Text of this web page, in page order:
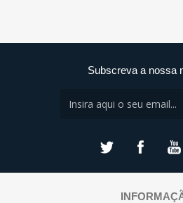
Subscreva a nossa